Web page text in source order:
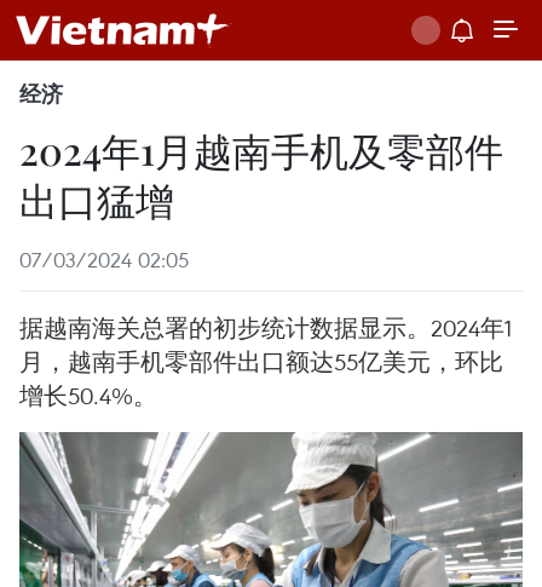
经济
2024年1月越南手机及零部件
出口猛增
07/03/2024 02:05
据越南海关总署的初步统计数据显示。2024年1
月，越南手机零部件出口额达55亿美元，环比
增长50.4%。